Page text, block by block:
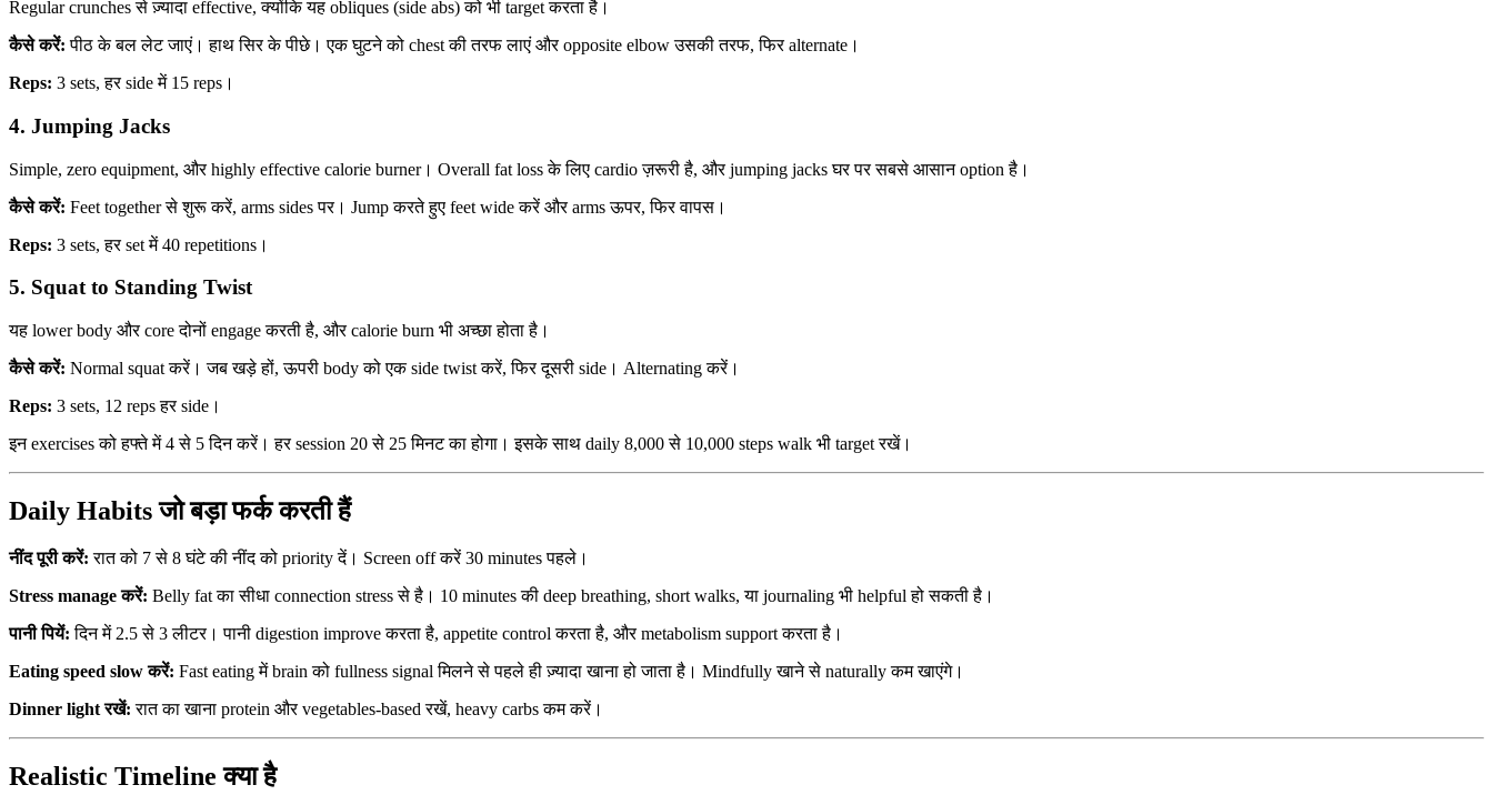
Regular crunches से ज़्यादा effective, क्योंकि यह obliques (side abs) को भी target करता है।
कैसे करें: पीठ के बल लेट जाएं। हाथ सिर के पीछे। एक घुटने को chest की तरफ लाएं और opposite elbow उसकी तरफ, फिर alternate।
Reps: 3 sets, हर side में 15 reps।
4. Jumping Jacks
Simple, zero equipment, और highly effective calorie burner। Overall fat loss के लिए cardio ज़रूरी है, और jumping jacks घर पर सबसे आसान option है।
कैसे करें: Feet together से शुरू करें, arms sides पर। Jump करते हुए feet wide करें और arms ऊपर, फिर वापस।
Reps: 3 sets, हर set में 40 repetitions।
5. Squat to Standing Twist
यह lower body और core दोनों engage करती है, और calorie burn भी अच्छा होता है।
कैसे करें: Normal squat करें। जब खड़े हों, ऊपरी body को एक side twist करें, फिर दूसरी side। Alternating करें।
Reps: 3 sets, 12 reps हर side।
इन exercises को हफ्ते में 4 से 5 दिन करें। हर session 20 से 25 मिनट का होगा। इसके साथ daily 8,000 से 10,000 steps walk भी target रखें।
Daily Habits जो बड़ा फर्क करती हैं
नींद पूरी करें: रात को 7 से 8 घंटे की नींद को priority दें। Screen off करें 30 minutes पहले।
Stress manage करें: Belly fat का सीधा connection stress से है। 10 minutes की deep breathing, short walks, या journaling भी helpful हो सकती है।
पानी पियें: दिन में 2.5 से 3 लीटर। पानी digestion improve करता है, appetite control करता है, और metabolism support करता है।
Eating speed slow करें: Fast eating में brain को fullness signal मिलने से पहले ही ज़्यादा खाना हो जाता है। Mindfully खाने से naturally कम खाएंगे।
Dinner light रखें: रात का खाना protein और vegetables-based रखें, heavy carbs कम करें।
Realistic Timeline क्या है